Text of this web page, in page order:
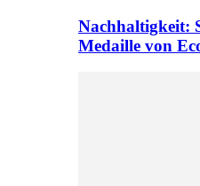
Nachhaltigkeit:
Medaille von